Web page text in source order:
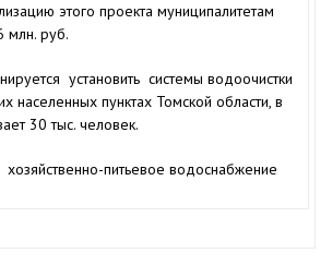
этого проекта муниципалитетам
руб.
установить системы водоочистки
населенных пунктах Томской области, в
30 тыс. человек.
хозяйственно-питьевое водоснабжение